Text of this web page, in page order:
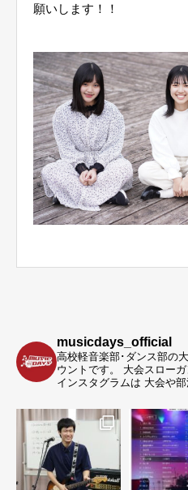
願いします！！
musicdays_official
高校軽音楽部･ダンス部の
ウントです。
大会スロー
インスタグラムは 大会や